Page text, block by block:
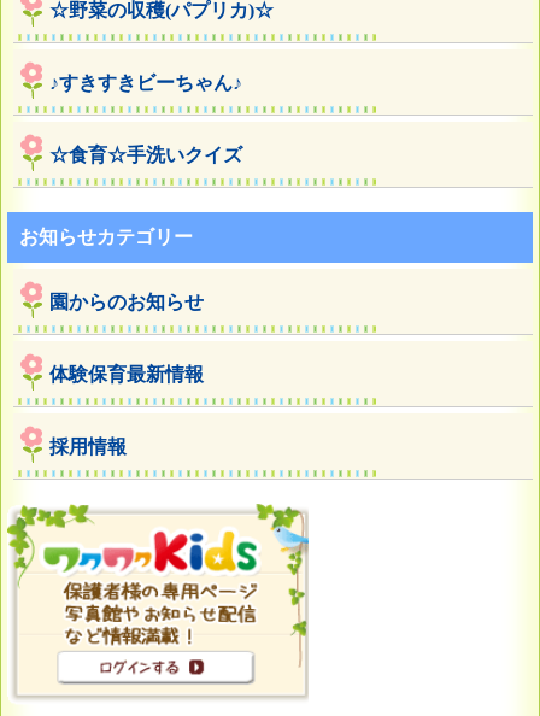
☆野菜の収穫(パプリカ)☆
♪すきすきビーちゃん♪
☆食育☆手洗いクイズ
お知らせカテゴリー
園からのお知らせ
体験保育最新情報
採用情報